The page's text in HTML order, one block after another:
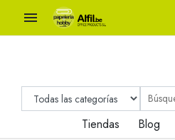

Tiendas Blog